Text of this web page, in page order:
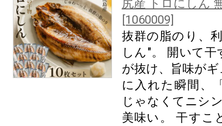
尻産 トロにしん
[1060009]
抜群の脂のり、
しん"。 開いて
が抜け、旨味が
に入れた瞬間、
じゃなくてニシ
美味い。 干すこ